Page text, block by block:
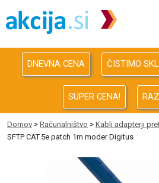
Gaming
Odprodaja
Računalništvo
Računalništvo za podjetja
Avdio Video Foto
DNEVNA CENA ČISTIMO
SUPER CENA!
Domov > Računalništvo > Kabli adapterji
SFTP CAT.5e patch 1m moder Digitus